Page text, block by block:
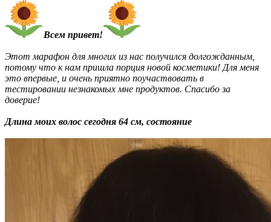
Всем привет!
Этот марафон для многих из нас получился долгожданным,
потому что к нам пришла порция новой косметики! Для меня
это впервые, и очень приятно поучаствовать в
тестировании незнакомых мне продуктов. Спасибо за
доверие!
Длина моих волос сегодня 64 см, состояние